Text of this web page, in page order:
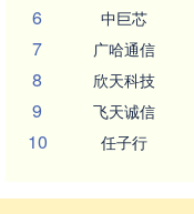
6 中巨芯
7 广哈通信
8 欣天科技
9 飞天诚信
10 任子行